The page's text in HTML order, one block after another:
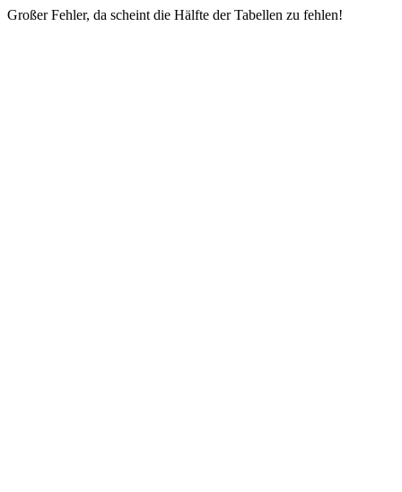
Großer Fehler, da scheint die Hälfte der Tabellen zu fehlen!